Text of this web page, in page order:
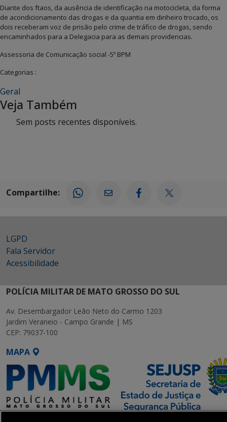
Diante dos ftaos, da ausência de identificação na motocicleta, da forma
de acondicionamento das drogas e da quantia em dinheiro trocado, os
dois receberam voz de prisão pelo crime de tráfico de drogas, sendo
encaminhados para a Delegacia para as demais providencias.
Assessoria de Comunicação social -5º BPM
Categorias :
Geral
Veja Também
Sem posts recentes disponíveis.
Compartilhe:
LGPD
Fala Servidor
Acessibilidade
POLÍCIA MILITAR DE MATO GROSSO DO SUL
Av. Desembargador Leão Neto do Carmo 1203
Jardim Veraneio - Campo Grande | MS
CEP: 79037-100
MAPA